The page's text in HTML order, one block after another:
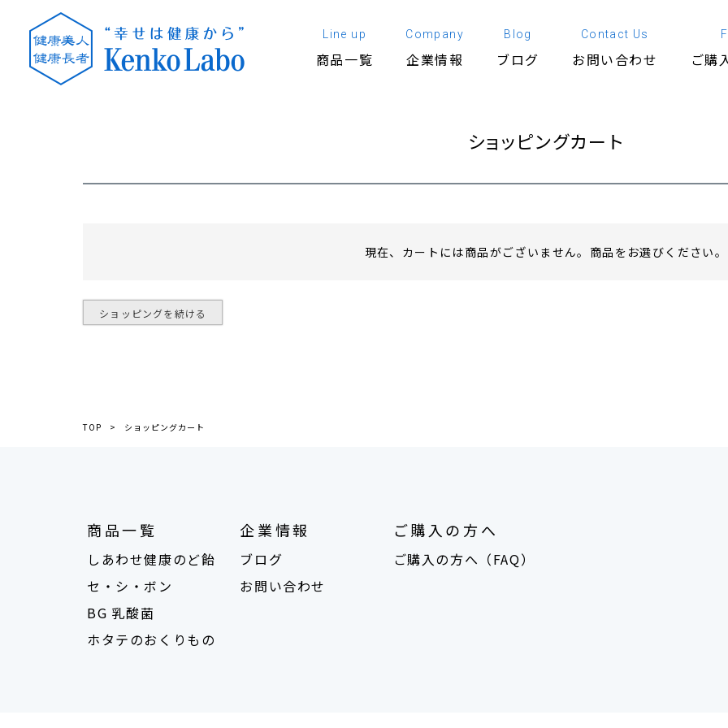
Line up
商品一覧
Company
企業情報
Blog
ブログ
Contact Us
お問い合わせ ご購
ショッピングカート
現在、カートには商品がございません。商品をお選びください。
ショッピングを続ける
TOP ショッピングカート
商品一覧
しあわせ健康のど飴
セ・シ・ボン
BG 乳酸菌
ホタテのおくりもの
企業情報
ブログ
お問い合わせ
ご購入の方へ
ご購入の方へ（FAQ）